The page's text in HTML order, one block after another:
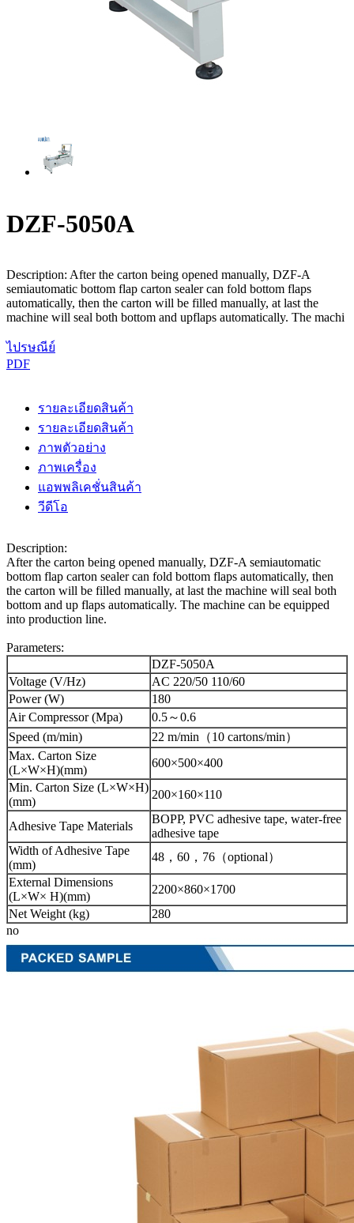
DZF-5050A
Description: After the carton being opened manually, DZF-A
semiautomatic bottom flap carton sealer can fold bottom flaps
automatically, then the carton will be filled manually, at last the
machine will seal both bottom and upflaps automatically. The machi
ไปรษณีย์
PDF
รายละเอียดสินค้า
รายละเอียดสินค้า
ภาพตัวอย่าง
ภาพเครื่อง
แอพพลิเคชั่นสินค้า
วีดีโอ
Description:
After the carton being opened manually, DZF-A semiautomatic
bottom flap carton sealer can fold bottom flaps automatically, then
the carton will be filled manually, at last the machine will seal both
bottom and up flaps automatically. The machine can be equipped
into production line.
Parameters:
DZF-5050A
Voltage (V/Hz)
AC 220/50 110/60
Power (W)
180
Air Compressor (Mpa)
0.5～0.6
Speed (m/min)
22 m/min（10 cartons/min）
Max. Carton Size
(L×W×H)(mm)
600×500×400
Min. Carton Size (L×W×H)
(mm)
200×160×110
Adhesive Tape Materials
BOPP, PVC adhesive tape, water-free
adhesive tape
Width of Adhesive Tape
(mm)
48，60，76（optional）
External Dimensions
(L×W× H)(mm)
2200×860×1700
Net Weight (kg)
280
no